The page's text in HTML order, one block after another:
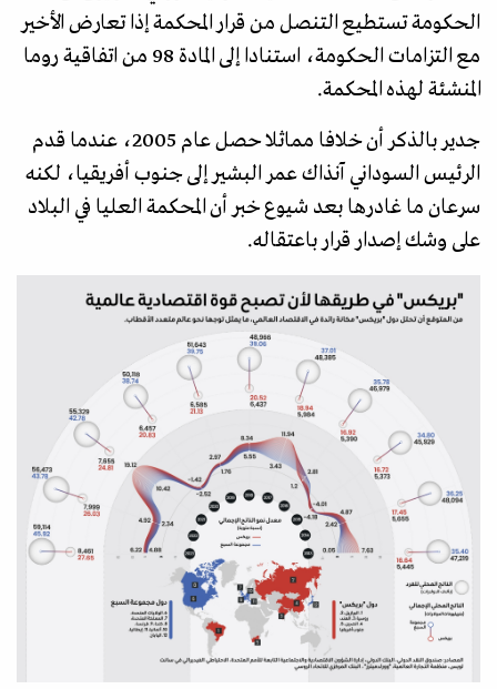
الحكومة تستطيع التنصل من قرار المحكمة إذا تعارض الأخير
مع التزامات الحكومة، استنادا إلى المادة 98 من اتفاقية روما
المنشئة لهذه المحكمة.
جدير بالذكر أن خلافا مماثلا حصل عام 2005، عندما قدم
الرئيس السوداني آنذاك عمر البشير إلى جنوب أفريقيا، لكنه
سرعان ما غادرها بعد شيوع خبر أن المحكمة العليا في البلاد
على وشك إصدار قرار باعتقاله.